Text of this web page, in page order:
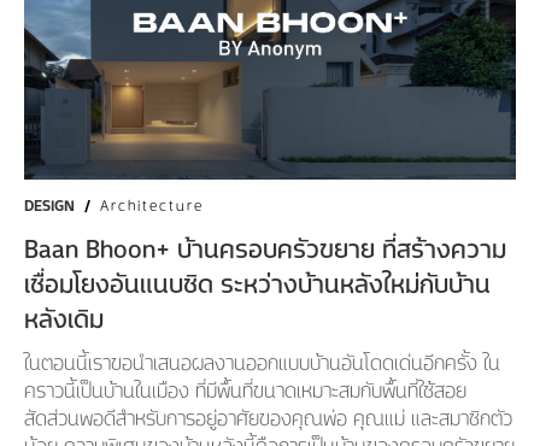
DESIGN / Architecture
Baan Bhoon+ บ้านครอบครัวขยาย ที่สร้างความ
เชื่อมโยงอันแนบชิด ระหว่างบ้านหลังใหม่กับบ้าน
หลังเดิม
ในตอนนี้เราขอนำเสนอผลงานออกแบบบ้านอันโดดเด่นอีกครั้ง ใน
คราวนี้เป็นบ้านในเมือง ที่มีพื้นที่ขนาดเหมาะสมกับพื้นที่ใช้สอย
สัดส่วนพอดีสำหรับการอยู่อาศัยของคุณพ่อ คุณแม่ และสมาชิกตัว